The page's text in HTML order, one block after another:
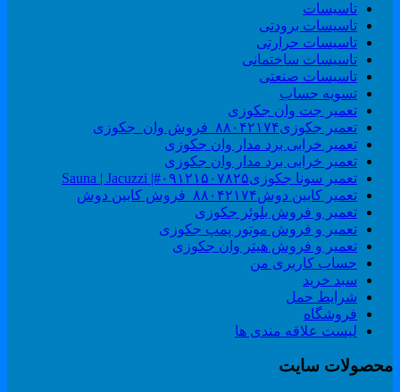
تاسیسات
تاسیسات برودتی
تاسیسات حرارتی
تاسیسات ساختمانی
تاسیسات صنعتی
تسویه حساب
تعمیر جت وان جکوزی
تعمیر جکوزی۸۸۰۴۲۱۷۴_فروش وان_جکوزی
تعمیر خرابی برد مدار وان جکوزی
تعمیر خرابی برد مدار وان جکوزی
تعمیر سونا جکوزی۰۹۱۲۱۵۰۷۸۲۵#| Sauna | Jacuzzi
تعمیر کابین دوش۸۸۰۴۲۱۷۴_فروش کابین دوش
تعمیر و فروش بلوئر جکوزی
تعمیر و فروش موتور پمپ جکوزی
تعمیر و فروش هیتر وان جکوزی
حساب کاربری من
سبد خرید
شرایط حمل
فروشگاه
لیست علاقه مندی ها
سایت